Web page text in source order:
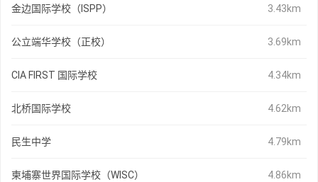
金边国际学校（ISPP） 3.43km
公立端华学校（正校） 3.69km
CIA FIRST 国际学校 4.34km
北桥国际学校 4.62km
民生中学 4.79km
柬埔寨世界国际学校（WISC） 4.86km